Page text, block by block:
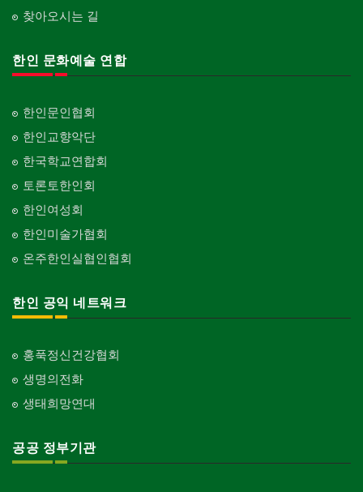
찾아오시는 길
한인 문화예술 연합
한인문인협회
한인교향악단
한국학교연합회
토론토한인회
한인여성회
한인미술가협회
온주한인실협인협회
한인 공익 네트워크
홍푹정신건강협회
생명의전화
생태희망연대
공공 정부기관